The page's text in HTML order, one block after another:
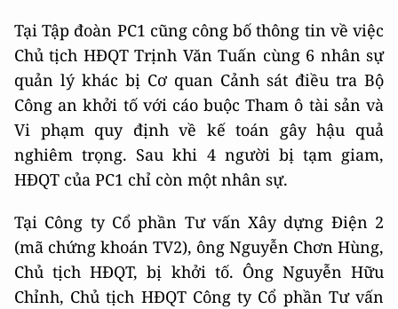
Tại Tập đoàn PC1 cũng công bố thông tin về việc
Chủ tịch HĐQT Trịnh Văn Tuấn cùng 6 nhân sự
quản lý khác bị Cơ quan Cảnh sát điều tra Bộ
Công an khởi tố với cáo buộc Tham ô tài sản và
Vi phạm quy định về kế toán gây hậu quả
nghiêm trọng. Sau khi 4 người bị tạm giam,
HĐQT của PC1 chỉ còn một nhân sự.
Tại Công ty Cổ phần Tư vấn Xây dựng Điện 2
(mã chứng khoán TV2), ông Nguyễn Chơn Hùng,
Chủ tịch HĐQT, bị khởi tố. Ông Nguyễn Hữu
Chỉnh, Chủ tịch HĐQT Công ty Cổ phần Tư vấn